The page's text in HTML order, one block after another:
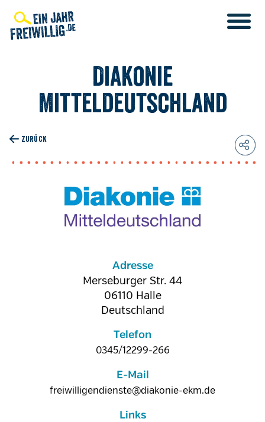
zum
Inhalt
Diakonie
Mitteldeutschland
ZURÜCK
Adresse
Merseburger Str. 44
06110 Halle
Deutschland
Telefon
0345/12299-266
E-Mail
freiwilligendienste@diakonie-ekm.de
Links